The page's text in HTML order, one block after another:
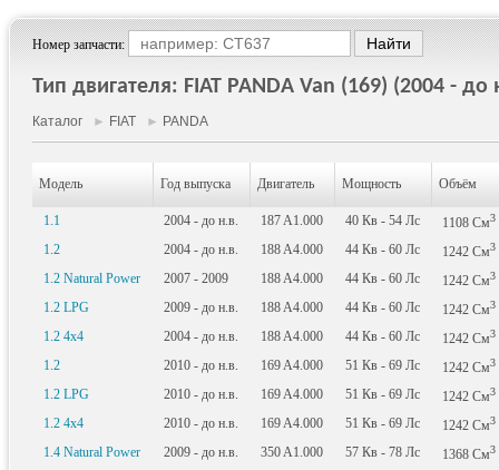
Номер запчасти:
Тип двигателя: FIAT PANDA Van (169) (2004 - до
Каталог ► FIAT ► PANDA
Модель Год выпуска Двигатель Мощность Объём
1.1 2004 - до н.в. 187 A1.000 40 Кв - 54 Лс 1108 См3
1.2 2004 - до н.в. 188 A4.000 44 Кв - 60 Лс 1242 См3
1.2 Natural Power 2007 - 2009 188 A4.000 44 Кв - 60 Лс 1242 См3
1.2 LPG 2009 - до н.в. 188 A4.000 44 Кв - 60 Лс 1242 См3
1.2 4x4 2004 - до н.в. 188 A4.000 44 Кв - 60 Лс 1242 См3
1.2 2010 - до н.в. 169 A4.000 51 Кв - 69 Лс 1242 См3
1.2 LPG 2010 - до н.в. 169 A4.000 51 Кв - 69 Лс 1242 См3
1.2 4x4 2010 - до н.в. 169 A4.000 51 Кв - 69 Лс 1242 См3
1.4 Natural Power 2009 - до н.в. 350 A1.000 57 Кв - 78 Лс 1368 См3